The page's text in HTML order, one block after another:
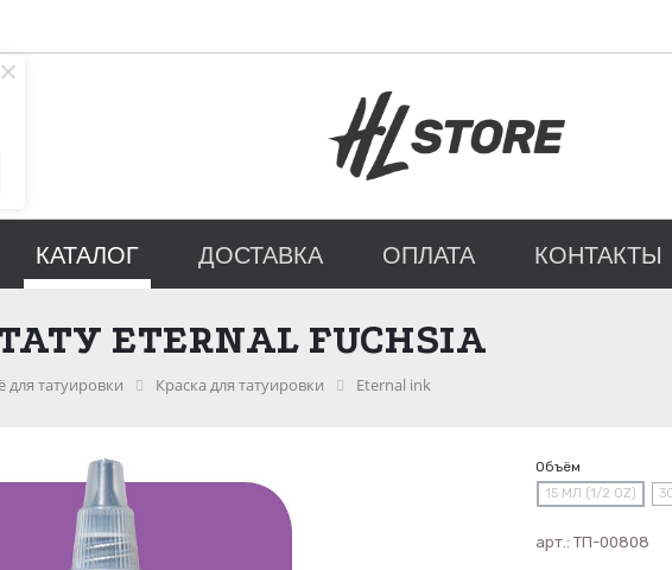
КАТАЛОГ ДОСТАВКА ОПЛАТА КОНТАКТЫ
ETERNAL FUCHSIA
для татуировки Краска для татуировки Eternal ink
Объём
15 МЛ (1/2 OZ)
арт.: ТП-00808